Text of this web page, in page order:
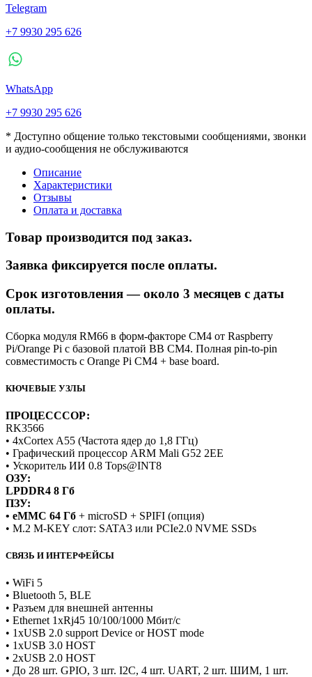
Telegram
+7 9930 295 626
WhatsApp
+7 9930 295 626
* Доступно общение только текстовыми сообщениями, звонки
и аудио-сообщения не обслуживаются
Описание
Характеристики
Отзывы
Оплата и доставка
Товар производится под заказ.
Заявка фиксируется после оплаты.
Срок изготовления — около 3 месяцев с даты
оплаты.
Сборка модуля RM66 в форм-факторе CM4 от Raspberry
Pi/Orange Pi с базовой платой BB CM4. Полная pin-to-pin
совместимость с Orange Pi CM4 + base board.
КЮЧЕВЫЕ УЗЛЫ
ПРОЦЕСССОР:
RK3566
• 4хCortex A55 (Частота ядер до 1,8 ГГц)
• Графический процессор ARM Mali G52 2EE
• Ускоритель ИИ 0.8 Tops@INT8
ОЗУ:
LPDDR4 8 Гб
ПЗУ:
• eMMC 64 Гб + microSD + SPIFI (опция)
• M.2 M-KEY слот: SATA3 или PCIe2.0 NVME SSDs
СВЯЗЬ И ИНТЕРФЕЙСЫ
• WiFi 5
• Bluetooth 5, BLE
• Разъем для внешней антенны
• Ethernet 1хRj45 10/100/1000 Мбит/с
• 1хUSB 2.0 support Device or HOST mode
• 1хUSB 3.0 HOST
• 2хUSB 2.0 HOST
• До 28 шт. GPIO, 3 шт. I2C, 4 шт. UART, 2 шт. ШИМ, 1 шт.